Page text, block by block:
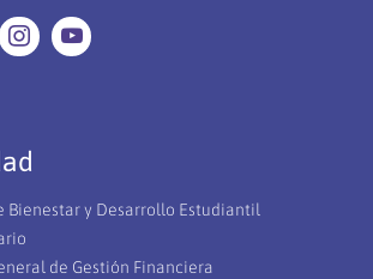
Bienestar y Desarrollo Estudiantil
de Gestión Financiera